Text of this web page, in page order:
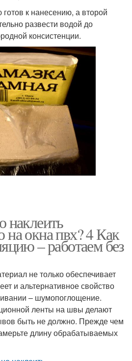
к нанесению, а второй
развести водой до
консистенции.
наклеить
окна пвх? 4 Как
– работаем без
не только обеспечивает
и альтернативное свойство
– шумопоглощение.
ленты на швы делают
быть не должно. Прежде чем
длину обрабатываемых